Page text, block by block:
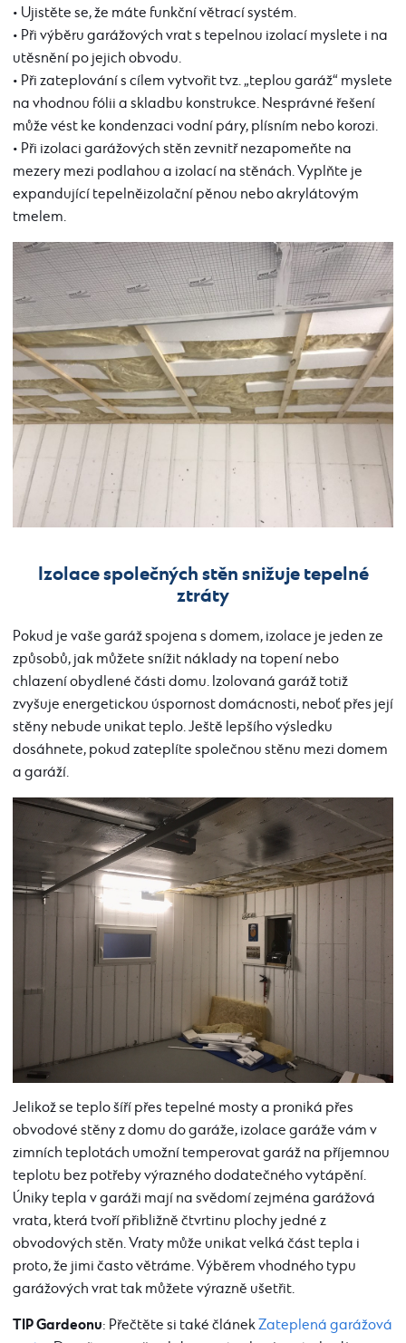
• Ujistěte se, že máte funkční větrací systém.
• Při výběru garážových vrat s tepelnou izolací myslete i na
utěsnění po jejich obvodu.
• Při zateplování s cílem vytvořit tvz. „teplou garáž“ myslete
na vhodnou fólii a skladbu konstrukce. Nesprávné řešení
může vést ke kondenzaci vodní páry, plísním nebo korozi.
• Při izolaci garážových stěn zevnitř nezapomeňte na
mezery mezi podlahou a izolací na stěnách. Vyplňte je
expandující tepelněizolační pěnou nebo akrylátovým
tmelem.
Izolace společných stěn snižuje tepelné
ztráty
Pokud je vaše garáž spojena s domem, izolace je jeden ze
způsobů, jak můžete snížit náklady na topení nebo
chlazení obydlené části domu. Izolovaná garáž totiž
zvyšuje energetickou úspornost domácnosti, neboť přes její
stěny nebude unikat teplo. Ještě lepšího výsledku
dosáhnete, pokud zateplíte společnou stěnu mezi domem
a garáží.
Jelikož se teplo šíří přes tepelné mosty a proniká přes
obvodové stěny z domu do garáže, izolace garáže vám v
zimních teplotách umožní temperovat garáž na příjemnou
teplotu bez potřeby výrazného dodatečného vytápění.
Úniky tepla v garáži mají na svědomí zejména garážová
vrata, která tvoří přibližně čtvrtinu plochy jedné z
obvodových stěn. Vraty může unikat velká část tepla i
proto, že jimi často větráme. Výběrem vhodného typu
garážových vrat tak můžete výrazně ušetřit.
TIP Gardeonu: Přečtěte si také článekZateplená garážová